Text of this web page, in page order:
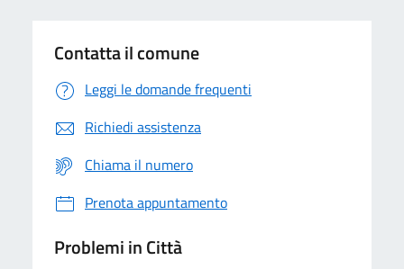
Contatta il comune
Leggi le domande frequenti
Richiedi assistenza
Chiama il numero
Prenota appuntamento
Problemi in Città